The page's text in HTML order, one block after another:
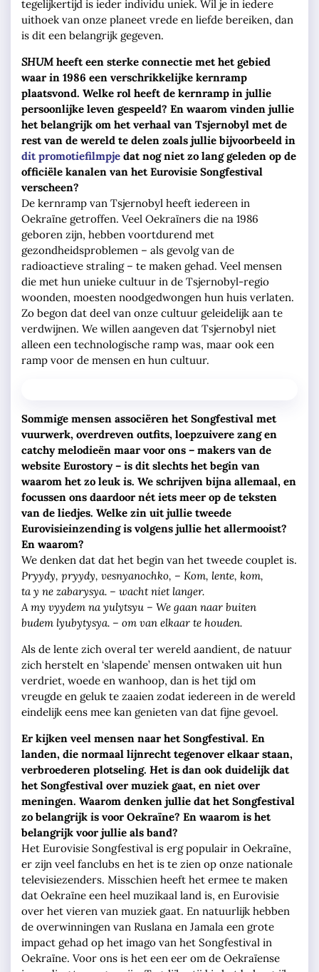
tegelijkertijd is ieder individu uniek. Wil je in iedere
uithoek van onze planeet vrede en liefde bereiken, dan
is dit een belangrijk gegeven.
SHUM heeft een sterke connectie met het gebied
waar in 1986 een verschrikkelijke kernramp
plaatsvond. Welke rol heeft de kernramp in jullie
persoonlijke leven gespeeld? En waarom vinden jullie
het belangrijk om het verhaal van Tsjernobyl met de
rest van de wereld te delen zoals jullie bijvoorbeeld in
dit promotiefilmpje dat nog niet zo lang geleden op de
officiële kanalen van het Eurovisie Songfestival
verscheen?
De kernramp van Tsjernobyl heeft iedereen in
Oekraïne getroffen. Veel Oekraïners die na 1986
geboren zijn, hebben voortdurend met
gezondheidsproblemen – als gevolg van de
radioactieve straling – te maken gehad. Veel mensen
die met hun unieke cultuur in de Tsjernobyl-regio
woonden, moesten noodgedwongen hun huis verlaten.
Zo begon dat deel van onze cultuur geleidelijk aan te
verdwijnen. We willen aangeven dat Tsjernobyl niet
alleen een technologische ramp was, maar ook een
ramp voor de mensen en hun cultuur.
Sommige mensen associëren het Songfestival met
vuurwerk, overdreven outfits, loepzuivere zang en
catchy melodieën maar voor ons – makers van de
website Eurostory – is dit slechts het begin van
waarom het zo leuk is. We schrijven bijna allemaal, en
focussen ons daardoor nét iets meer op de teksten
van de liedjes. Welke zin uit jullie tweede
Eurovisieinzending is volgens jullie het allermooist?
En waarom?
We denken dat dat het begin van het tweede couplet is.
Pryydy, pryydy, vesnyanochko, – Kom, lente, kom,
ta y ne zabarysya. – wacht niet langer.
A my vyydem na yulytsyu – We gaan naar buiten
budem lyubytysya. – om van elkaar te houden.
Als de lente zich overal ter wereld aandient, de natuur
zich herstelt en ‘slapende’ mensen ontwaken uit hun
verdriet, woede en wanhoop, dan is het tijd om
vreugde en geluk te zaaien zodat iedereen in de wereld
eindelijk eens mee kan genieten van dat fijne gevoel.
Er kijken veel mensen naar het Songfestival. En
landen, die normaal lijnrecht tegenover elkaar staan,
verbroederen plotseling. Het is dan ook duidelijk dat
het Songfestival over muziek gaat, en niet over
meningen. Waarom denken jullie dat het Songfestival
zo belangrijk is voor Oekraïne? En waarom is het
belangrijk voor jullie als band?
Het Eurovisie Songfestival is erg populair in Oekraïne,
er zijn veel fanclubs en het is te zien op onze nationale
televisiezenders. Misschien heeft het ermee te maken
dat Oekraïne een heel muzikaal land is, en Eurovisie
over het vieren van muziek gaat. En natuurlijk hebben
de overwinningen van Ruslana en Jamala een grote
impact gehad op het imago van het Songfestival in
Oekraïne. Voor ons is het een eer om de Oekraïense